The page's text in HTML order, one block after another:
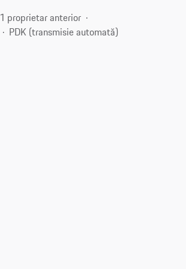
1 proprietar anterior
PDK (transmisie automată)